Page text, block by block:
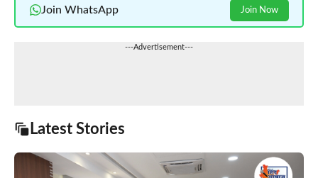
Join WhatsApp Join Now
---Advertisement---
Latest Stories